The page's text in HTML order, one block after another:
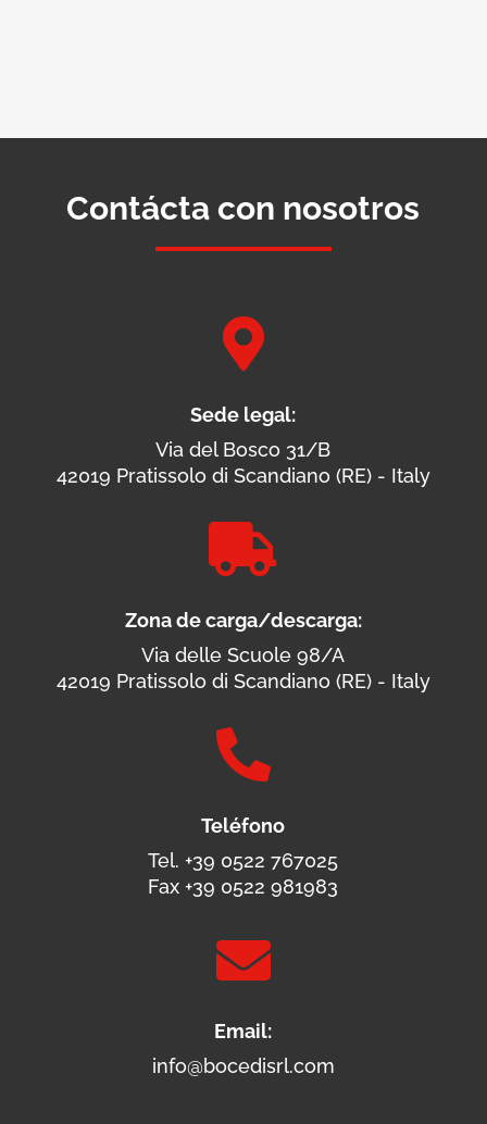
Contácta con nosotros

Sede legal:
Via del Bosco 31/B
42019 Pratissolo di Scandiano (RE) - Italy

Zona de carga/descarga:
Via delle Scuole 98/A
42019 Pratissolo di Scandiano (RE) - Italy

Teléfono
Tel. +39 0522 767025
Fax +39 0522 981983

Email:
info@bocedisrl.com